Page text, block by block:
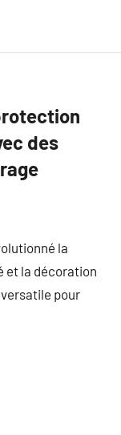
des
la
et la décoration
pour